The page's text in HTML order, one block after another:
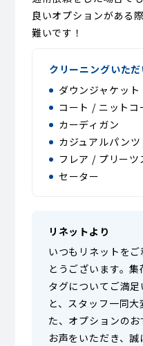
良いオプションがある
難いです！
クリーニングいた
ダウンジャケッ
コート / ニットコ
カーディガン
カジュアルパン
フレア / プリーツ
セーター
リネットより
いつもリネットを
とうございます。
タグについてご満
と、スタッフ一同
た、オプションの
お声をいただき、